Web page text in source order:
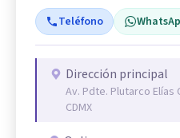
Teléfono
Dirección principal
Av. Pdte. Plutarco Elías
CDMX